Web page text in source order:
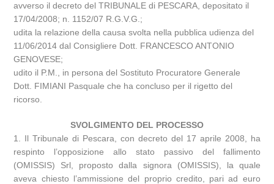
avverso il decreto del TRIBUNALE di PESCARA, depositato il
17/04/2008; n. 1152/07 R.G.V.G.;
udita la relazione della causa svolta nella pubblica udienza del
11/06/2014 dal Consigliere Dott. FRANCESCO ANTONIO
GENOVESE;
udito il P.M., in persona del Sostituto Procuratore Generale
Dott. FIMIANI Pasquale che ha concluso per il rigetto del
ricorso.
SVOLGIMENTO DEL PROCESSO
1. Il Tribunale di Pescara, con decreto del 17 aprile 2008, ha
respinto l’opposizione allo stato passivo del fallimento
(OMISSIS) Srl, proposto dalla signora (OMISSIS), la quale
aveva chiesto l’ammissione del proprio credito, pari ad euro